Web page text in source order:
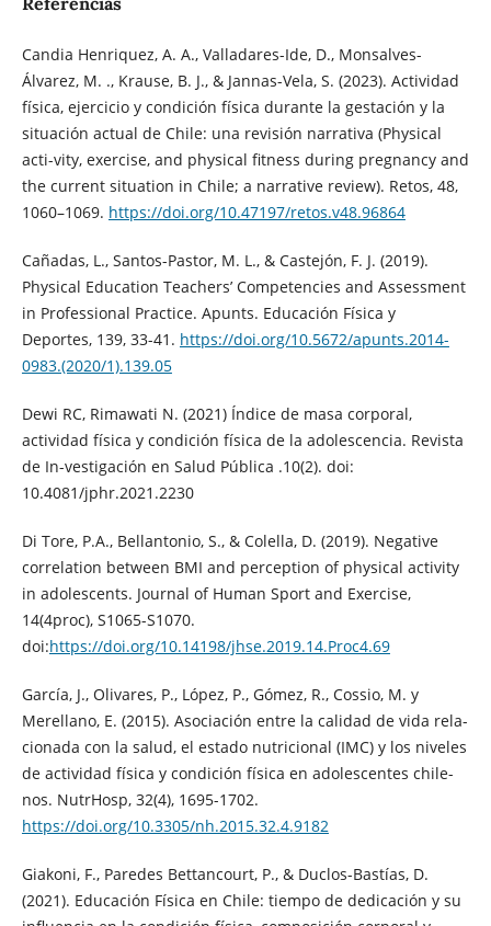
Candia Henriquez, A. A., Valladares-Ide, D., Monsalves-
Álvarez, M. ., Krause, B. J., & Jannas-Vela, S. (2023). Actividad
física, ejercicio y condición física durante la gestación y la
situación actual de Chile: una revisión narrativa (Physical
acti-vity, exercise, and physical fitness during pregnancy and
the current situation in Chile; a narrative review). Retos, 48,
1060–1069. https://doi.org/10.47197/retos.v48.96864
Cañadas, L., Santos-Pastor, M. L., & Castejón, F. J. (2019).
Physical Education Teachers’ Competencies and Assessment
in Professional Practice. Apunts. Educación Física y
Deportes, 139, 33-41. https://doi.org/10.5672/apunts.2014-
0983.(2020/1).139.05
Dewi RC, Rimawati N. (2021) Índice de masa corporal,
actividad física y condición física de la adolescencia. Revista
de In-vestigación en Salud Pública .10(2). doi:
10.4081/jphr.2021.2230
Di Tore, P.A., Bellantonio, S., & Colella, D. (2019). Negative
correlation between BMI and perception of physical activity
in adolescents. Journal of Human Sport and Exercise,
14(4proc), S1065-S1070.
doi:https://doi.org/10.14198/jhse.2019.14.Proc4.69
García, J., Olivares, P., López, P., Gómez, R., Cossio, M. y
Merellano, E. (2015). Asociación entre la calidad de vida rela-
cionada con la salud, el estado nutricional (IMC) y los niveles
de actividad física y condición física en adolescentes chile-
nos. NutrHosp, 32(4), 1695-1702.
https://doi.org/10.3305/nh.2015.32.4.9182
Giakoni, F., Paredes Bettancourt, P., & Duclos-Bastías, D.
(2021). Educación Física en Chile: tiempo de dedicación y su